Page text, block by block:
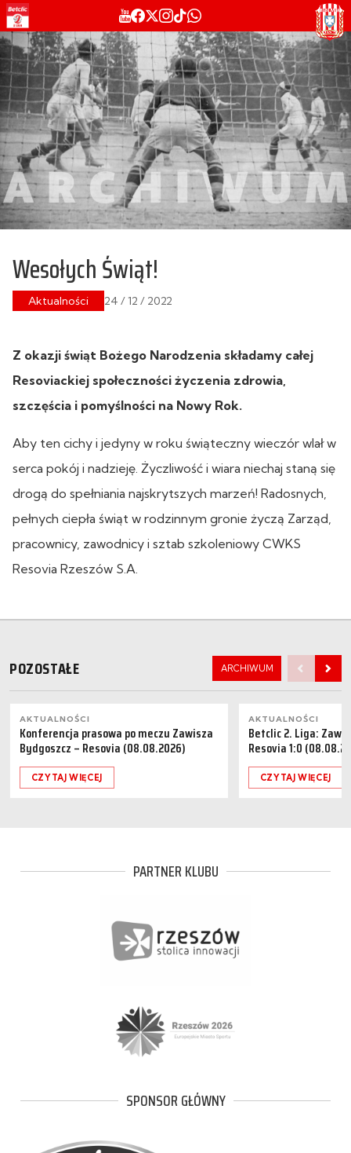
Wesołych Świąt!
Aktualności 24 / 12 / 2022
Z okazji świąt Bożego Narodzenia składamy całej
Resoviackiej społeczności życzenia zdrowia,
szczęścia i pomyślności na Nowy Rok.
Aby ten cichy i jedyny w roku świąteczny wieczór wlał w
serca pokój i nadzieję. Życzliwość i wiara niechaj staną się
drogą do spełniania najskrytszych marzeń! Radosnych,
pełnych ciepła świąt w rodzinnym gronie życzą Zarząd,
pracownicy, zawodnicy i sztab szkoleniowy CWKS
Resovia Rzeszów S.A.
POZOSTAŁE ARCHIWUM
AKTUALNOŚCI
Konferencja prasowa po meczu Zawisza
Bydgoszcz – Resovia (08.08.2026)
CZYTAJ WIĘCEJ
AKTUALNOŚCI
Betclic 2. Liga:
Resovia 1:0
CZYTAJ WIĘCEJ
PARTNER KLUBU
SPONSOR GŁÓWNY